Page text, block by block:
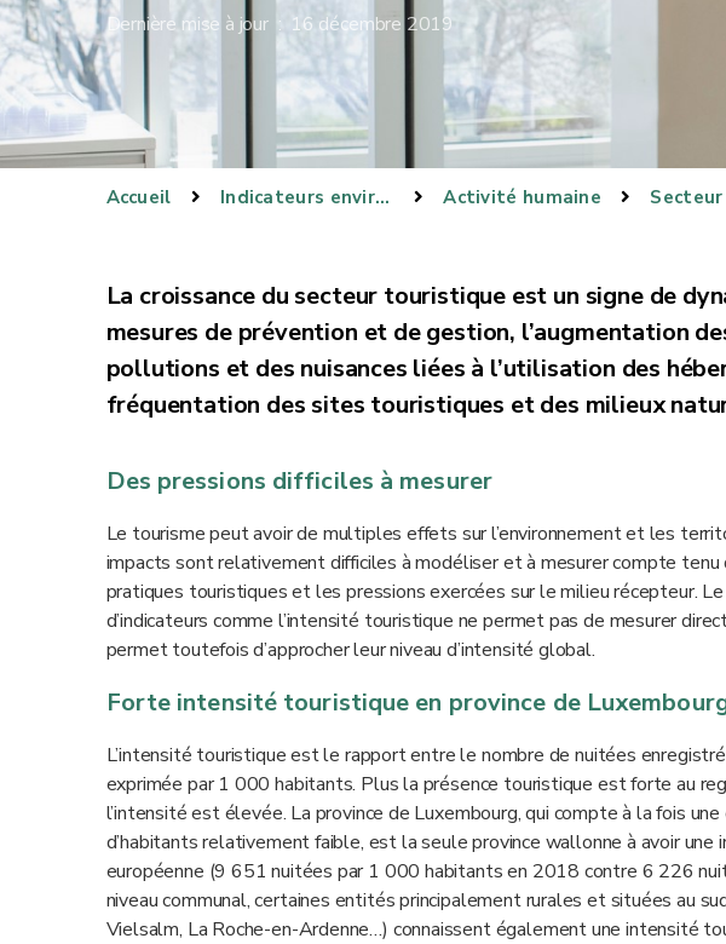
Dernière mise à jour : 16 décembre 2019
Accueil Indicateurs environnementaux Activité humaine
La croissance du secteur touristique est un signe de
mesures de prévention et de gestion, l’augmentation
pollutions et des nuisances liées à l’utilisation des
fréquentation des sites touristiques et des milieux
Des pressions difficiles à mesurer
Le tourisme peut avoir de multiples effets sur l’environnement et les
impacts sont relativement difficiles à modéliser et à mesurer compte
pratiques touristiques et les pressions exercées sur le milieu récepteur.
d’indicateurs comme l’intensité touristique ne permet pas de mesurer
permet toutefois d’approcher leur niveau d’intensité global.
Forte intensité touristique en province de
L’intensité touristique est le rapport entre le nombre de nuitées
exprimée par 1 000 habitants. Plus la présence touristique est forte au
l’intensité est élevée. La province de Luxembourg, qui compte à la fois
d’habitants relativement faible, est la seule province wallonne à avoir
européenne (9 651 nuitées par 1 000 habitants en 2018 contre 6 226
niveau communal, certaines entités principalement rurales et situées au
Vielsalm, La Roche-en-Ardenne…) connaissent également une intensité